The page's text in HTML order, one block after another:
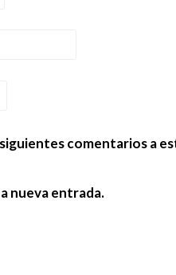
comentarios a
nueva entrada.